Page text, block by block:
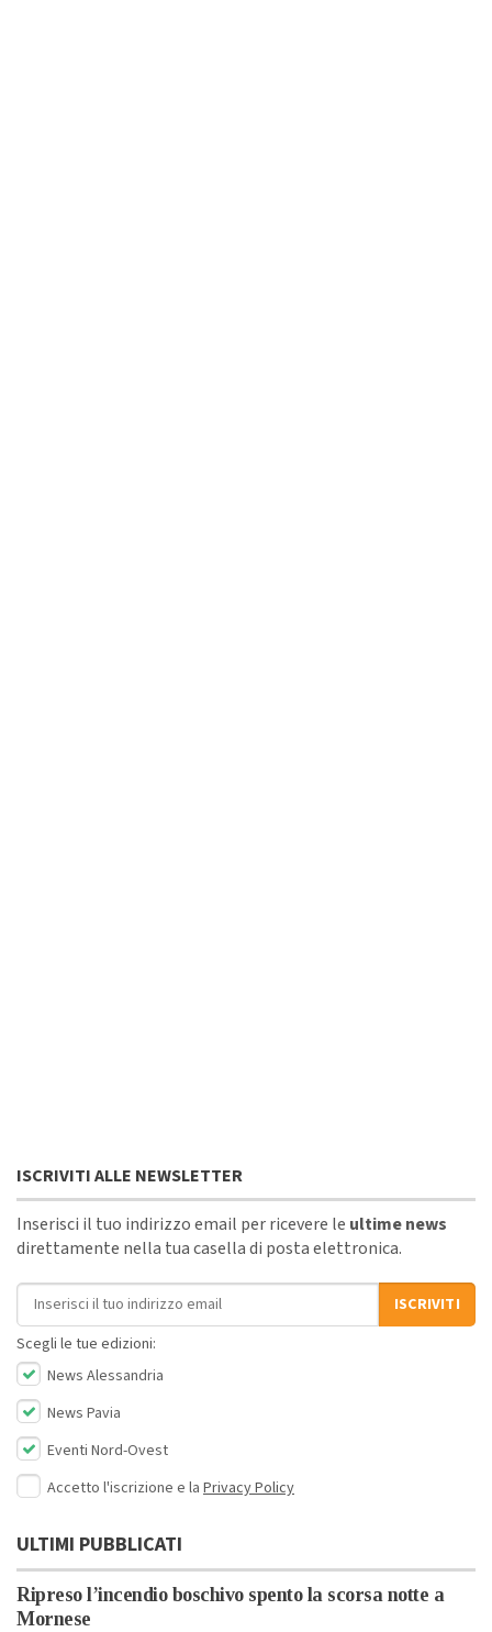
ISCRIVITI ALLE NEWSLETTER
Inserisci il tuo indirizzo email per ricevere le ultime news
direttamente nella tua casella di posta elettronica.
Indirizzo email
ISCRIVITI
Scegli le tue edizioni:
News Alessandria
News Pavia
Eventi Nord-Ovest
Accetto l'iscrizione e la Privacy Policy
ULTIMI PUBBLICATI
Ripreso l’incendio boschivo spento la scorsa notte a
Mornese